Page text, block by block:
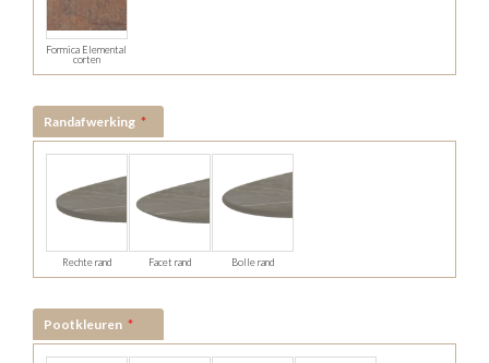
Formica Elemental
corten
Randafwerking
Rechte rand Facet rand Bolle rand
Pootkleuren